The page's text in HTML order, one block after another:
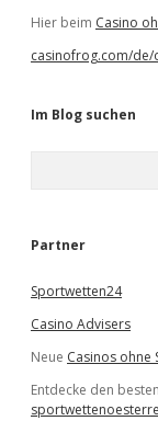
Hier beim Casino
casinofrog.com/
Im Blog suchen
e
Partner
Sportwetten24
Casino Advisers
Neue Casinos ohne
Entdecke den